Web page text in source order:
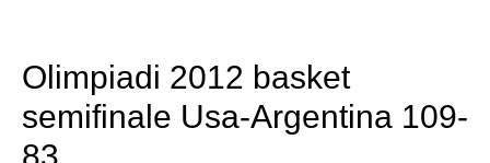
Olimpiadi 2012 basket
semifinale Usa-Argentina 109-